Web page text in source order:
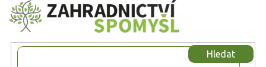
Přejít
na
obsah
Hledat